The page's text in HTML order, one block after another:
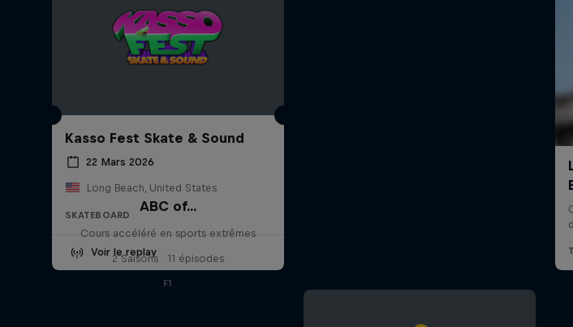
Kasso Fest Skate & Sound
22 Mars 2026
Long Beach, United States
SKATEBOARD
Voir le replay
ABC of...
Cours accéléré en sports extrêmes
2 Saisons · 11 épisodes
F1